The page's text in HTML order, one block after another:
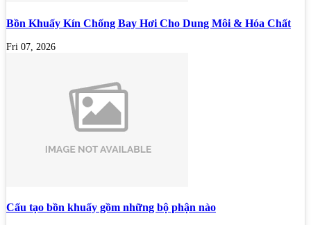
Bồn Khuấy Kín Chống Bay Hơi Cho Dung Môi & Hóa Chất
Fri 07, 2026
Cấu tạo bồn khuấy gồm những bộ phận nào